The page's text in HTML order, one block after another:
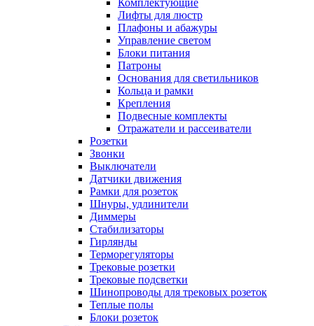
Комплектующие
Лифты для люстр
Плафоны и абажуры
Управление светом
Блоки питания
Патроны
Основания для светильников
Кольца и рамки
Крепления
Подвесные комплекты
Отражатели и рассеиватели
Розетки
Звонки
Выключатели
Датчики движения
Рамки для розеток
Шнуры, удлинители
Диммеры
Стабилизаторы
Гирлянды
Терморегуляторы
Трековые розетки
Трековые подсветки
Шинопроводы для трековых розеток
Теплые полы
Блоки розеток